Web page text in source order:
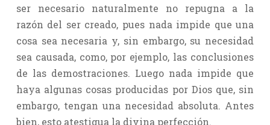
ser necesario naturalmente no repugna a la
razón del ser creado, pues nada impide que una
cosa sea necesaria y, sin embargo, su necesidad
sea causada, como, por ejemplo, las conclusiones
de las demostraciones. Luego nada impide que
haya algunas cosas producidas por Dios que, sin
embargo, tengan una necesidad absoluta. Antes
bien, esto atestigua la divina perfección.